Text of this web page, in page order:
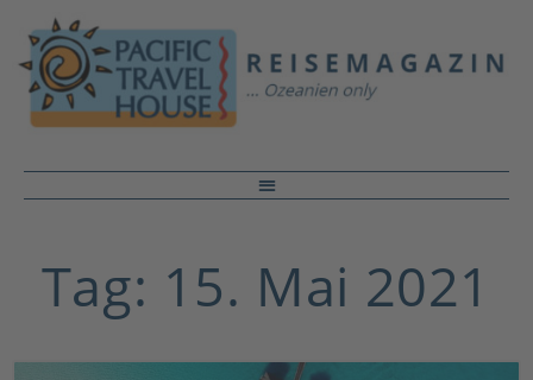
Tag: 15. Mai 2021